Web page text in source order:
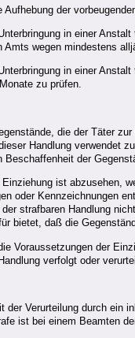
Aufhebung der
in einer
Amts wegen mindestens
in einer
zu prüfen.
die der Täter
Handlung verwendet
Beschaffenheit der
Einziehung ist abzusehen,
oder Kennzeichnungen
strafbaren Handlung
bietet, daß die
Voraussetzungen der
verfolgt oder
der Verurteilung durch ein
ist bei einem Beamten